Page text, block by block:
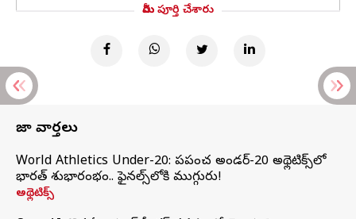
మీరు పూర్తి చేశారు
తాజా వార్తలు
World Athletics Under-20: ప్రపంచ అండర్-20 అథ్లెటిక్స్‌లో
భారత్‌ శుభారంభం.. ఫైనల్స్‌లోకి ముగ్గురు!
అథ్లెటిక్స్